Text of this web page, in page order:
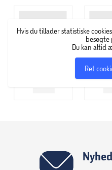
Hvis du tillader statistiske
besøgte
Du kan altid
Ret